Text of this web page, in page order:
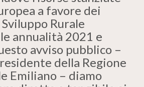
a favore dei
Rurale
annualità 2021 e
avviso pubblico –
della Regione
Emiliano – diamo